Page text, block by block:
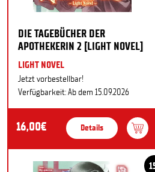
DIE TAGEBÜCHER DER
APOTHEKERIN 2 [LIGHT NOVEL]
LIGHT NOVEL
Jetzt vorbestellbar!
Verfügbarkeit: Ab dem 15.09.2026
16,00€ Details